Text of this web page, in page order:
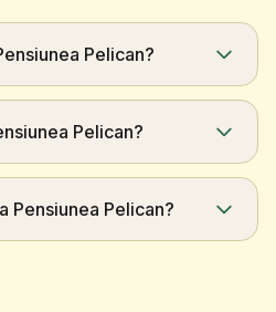
Pelican?
Pelican?
Pensiunea Pelican?